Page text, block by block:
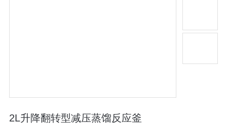
2L升降翻转型减压蒸馏反应釜